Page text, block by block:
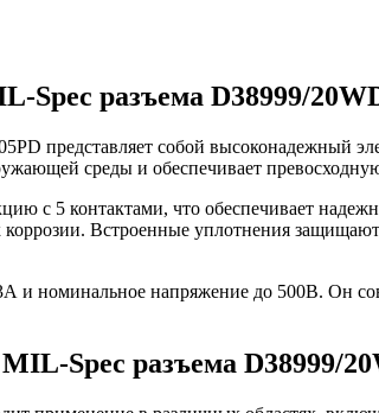
Spec разъема D38999/
представляет собой высоконадежный
среды и обеспечивает
с 5 контактами, что обеспечивает
Встроенные уплотнения
и номинальное напряжение до 500В. Он
Spec разъема D38999/